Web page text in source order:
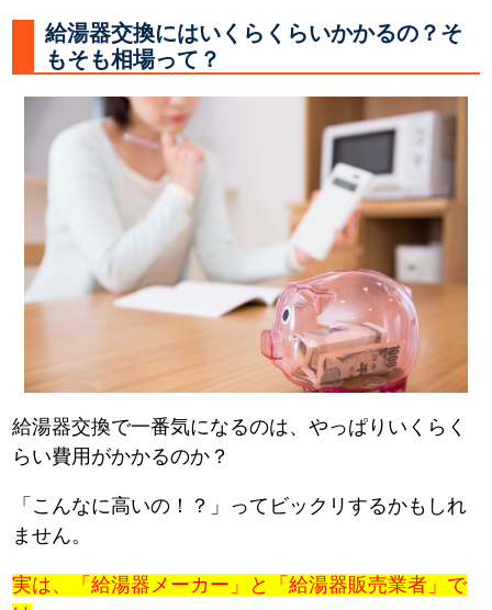
給湯器交換にはいくらくらいかかるの？そ
もそも相場って？
給湯器交換で一番気になるのは、やっぱりいくらく
らい費用がかかるのか？
「こんなに高いの！？」ってビックリするかもしれ
ません。
実は、「給湯器メーカー」と「給湯器販売業者」で